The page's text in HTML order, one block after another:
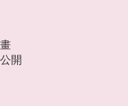
開